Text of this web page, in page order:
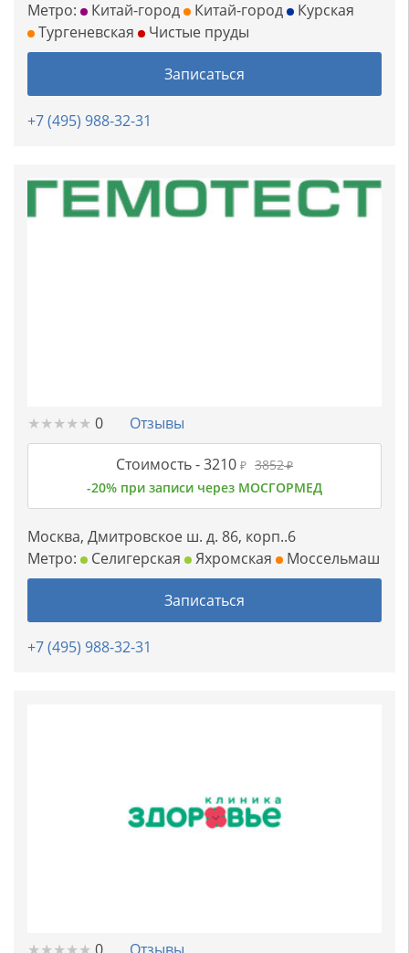
Метро:
Китай-город Китай-город
Курская
Тургеневская
Чистые пруды
Записаться
+7 (495) 988-32-31
★★★★★
★★★★★ 0 Отзывы
Стоимость -3210 ₽ 3852₽
-20% при записи через МОСГОРМЕД
Москва, Дмитровское ш. д. 86, корп..6
Метро:
Селигерская Яхромская Моссельмаш
Записаться
+7 (495) 988-32-31